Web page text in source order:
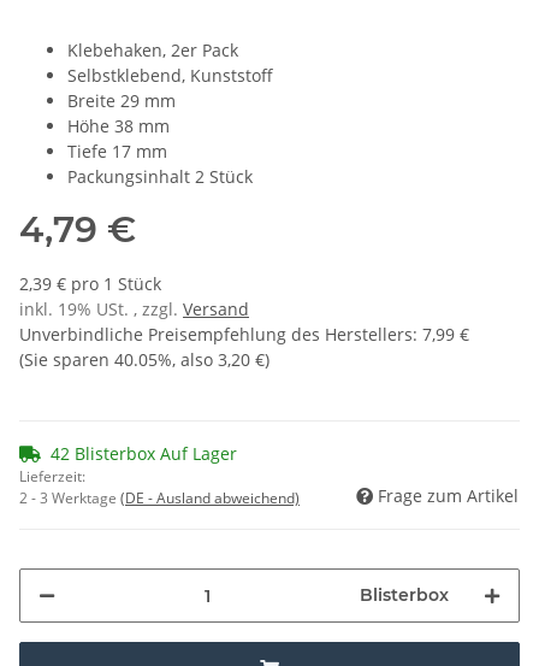
Klebehaken, 2er Pack
Selbstklebend, Kunststoff
Breite 29 mm
Höhe 38 mm
Tiefe 17 mm
Packungsinhalt 2 Stück
4,79 €
2,39 € pro 1 Stück
inkl. 19% USt. , zzgl. Versand
Unverbindliche Preisempfehlung des Herstellers: 7,99 €
(Sie sparen 40.05%, also 3,20 €)
42 Blisterbox Auf Lager
Lieferzeit:
2 - 3 Werktage (DE - Ausland abweichend) Frage zum Artikel
Blisterbox